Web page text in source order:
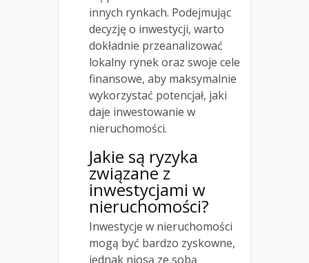
innych rynkach. Podejmując
decyzję o inwestycji, warto
dokładnie przeanalizować
lokalny rynek oraz swoje cele
finansowe, aby maksymalnie
wykorzystać potencjał, jaki
daje inwestowanie w
nieruchomości.
Jakie są ryzyka
związane z
inwestycjami w
nieruchomości?
Inwestycje w nieruchomości
mogą być bardzo zyskowne,
jednak niosą ze sobą